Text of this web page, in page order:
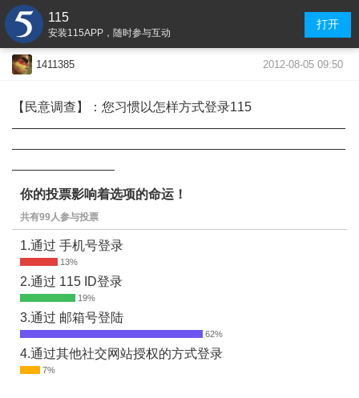
115
安装115APP，随时参与互动
打开
1411385 2012-08-05 09:50
【民意调查】：您习惯以怎样方式登录115
——————————————————————————
——————————————————————————
————————
你的投票影响着选项的命运！
共有99人参与投票
1.通过 手机号登录
2.通过 115 ID登录
3.通过 邮箱号登陆
4.通过其他社交网站授权的方式登录